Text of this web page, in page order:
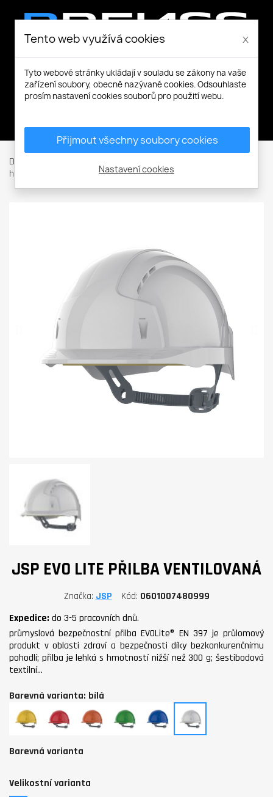
Domů
helmy
JSP EVO Lite přilba ventilovaná
JSP EVO LITE PŘILBA VENTILOVANÁ
Značka JSP Kód 0601007480999
Expedice: do 3-5 pracovních dnů.
průmyslová bezpečnostní přilba EVOLite® EN 397 je průlomový
produkt v oblasti zdraví a bezpečnosti díky bezkonkurenčnímu
pohodlí; přilba je lehká s hmotností nižší než 300 g; šestibodová
textilní…
Barevná varianta: bílá
žlutá červená oranžovázelená modrá bílá
Barevná varianta
Velikostní varianta
Tento web využívá cookies x
Tyto webové stránky ukládají v souladu se zákony na vaše
zařízení soubory, obecně nazývané cookies. Odsouhlaste
prosím nastavení cookies souborů pro použití webu.
Přijmout všechny soubory cookies
Nastavení cookies